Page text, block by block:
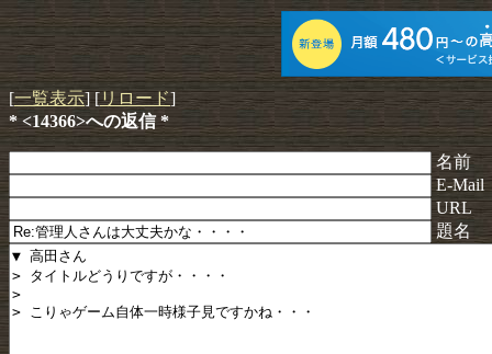
[一覧表示] [リロード]
* <14366>への返信 *
名前
E-Mail
URL
題名